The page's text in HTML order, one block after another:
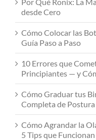
desde Cero
Cómo Colocar las
Guía Paso a Paso
10 Errores que
Principiantes — y
Cómo Graduar tus
Completa de
Cómo Agrandar la
5 Tips que Funcionan